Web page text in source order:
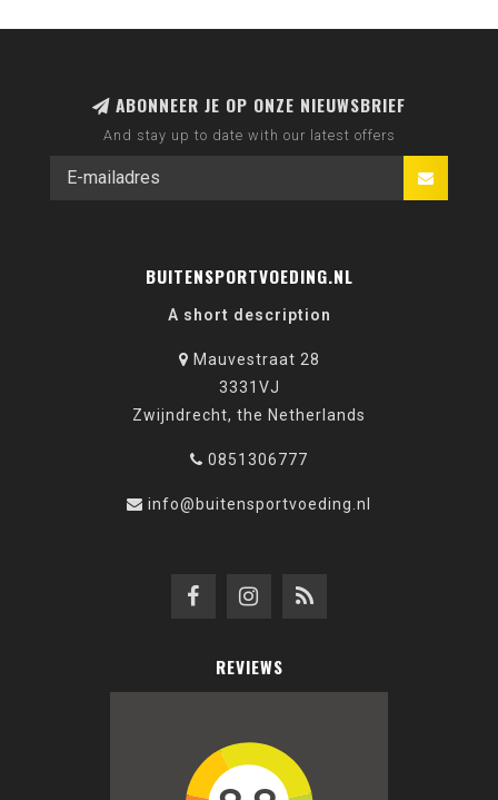
ABONNEER JE OP ONZE NIEUWSBRIEF
And stay up to date with our latest offers
BUITENSPORTVOEDING.NL
A short description
Mauvestraat 28
3331VJ
Zwijndrecht, the Netherlands
0851306777
info@buitensportvoeding.nl
REVIEWS